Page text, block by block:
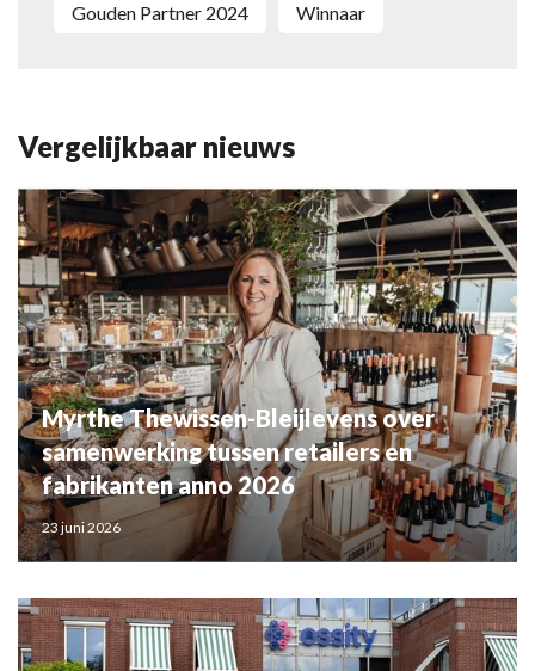
Gouden Partner 2024 winnaar
Vergelijkbaar nieuws
Myrthe Thewissen-Bleijlevens over
samenwerking tussen retailers en
fabrikanten anno 2026
23 juni 2026